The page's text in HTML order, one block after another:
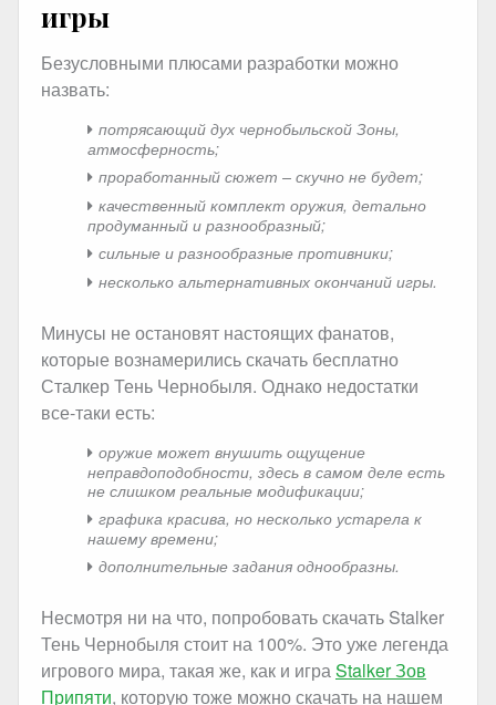
игры
Безусловными плюсами разработки можно
назвать:
потрясающий дух чернобыльской Зоны,
атмосферность;
проработанный сюжет – скучно не будет;
качественный комплект оружия, детально
продуманный и разнообразный;
сильные и разнообразные противники;
несколько альтернативных окончаний игры.
Минусы не остановят настоящих фанатов,
которые вознамерились скачать бесплатно
Сталкер Тень Чернобыля. Однако недостатки
все-таки есть:
оружие может внушить ощущение
неправдоподобности, здесь в самом деле есть
не слишком реальные модификации;
графика красива, но несколько устарела к
нашему времени;
дополнительные задания однообразны.
Несмотря ни на что, попробовать скачать Stalker
Тень Чернобыля стоит на 100%. Это уже легенда
игрового мира, такая же, как и играStalker Зов
Припяти, которую тоже можно скачать на нашем